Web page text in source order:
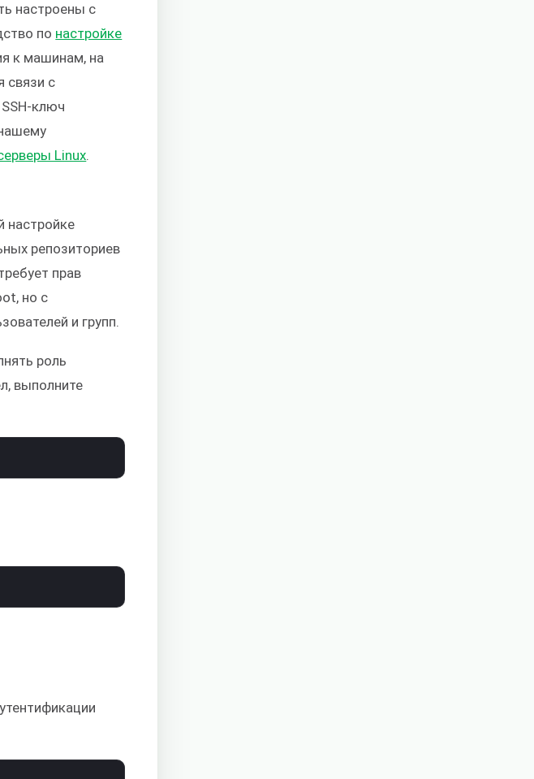
настроены с
по настройке
к машинам, на
связи с
ключ
Linux.
настройке
репозиториев
прав
но с
и групп.
роль
выполните